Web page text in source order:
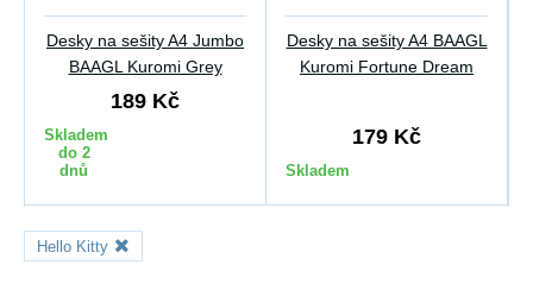
Desky na sešity A4 Jumbo
BAAGL Kuromi Grey
189 Kč
Skladem
do 2
dnů
Desky na sešity A4 BAAGL
Kuromi Fortune Dream
179 Kč
Skladem
Hello Kitty